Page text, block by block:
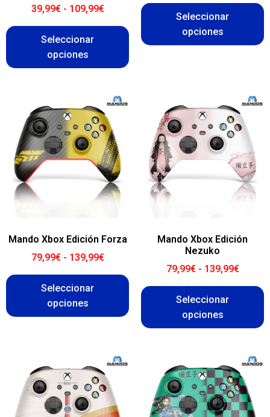
39,99€ - 109,99€
Seleccionar
opciones
Seleccionar
opciones
Mando Xbox Edición Forza
79,99€ - 139,99€
Seleccionar
opciones
Mando Xbox Edición
Nezuko
79,99€ - 139,99€
Seleccionar
opciones